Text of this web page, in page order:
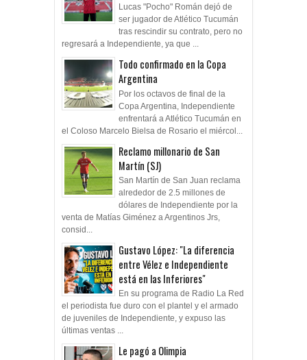
Lucas "Pocho" Román dejó de
ser jugador de Atlético Tucumán
tras rescindir su contrato, pero no
regresará a Independiente, ya que ...
Todo confirmado en la Copa
Argentina
Por los octavos de final de la
Copa Argentina, Independiente
enfrentará a Atlético Tucumán en
el Coloso Marcelo Bielsa de Rosario el miércol...
Reclamo millonario de San
Martín (SJ)
San Martín de San Juan reclama
alrededor de 2.5 millones de
dólares de Independiente por la
venta de Matías Giménez a Argentinos Jrs,
consid...
Gustavo López: "La diferencia
entre Vélez e Independiente
está en las Inferiores"
En su programa de Radio La Red
el periodista fue duro con el plantel y el armado
de juveniles de Independiente, y expuso las
últimas ventas ...
Le pagó a Olimpia